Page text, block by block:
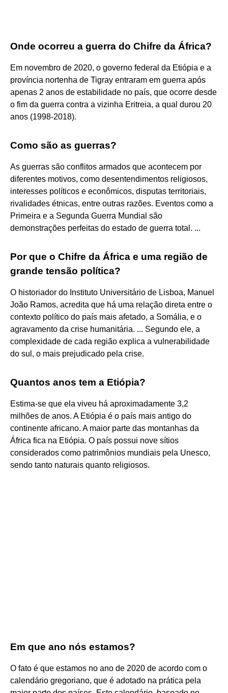
Onde ocorreu a guerra do Chifre da África?
Em novembro de 2020, o governo federal da Etiópia e a
província nortenha de Tigray entraram em guerra após
apenas 2 anos de estabilidade no país, que ocorre desde
o fim da guerra contra a vizinha Eritreia, a qual durou 20
anos (1998-2018).
Como são as guerras?
As guerras são conflitos armados que acontecem por
diferentes motivos, como desentendimentos religiosos,
interesses políticos e econômicos, disputas territoriais,
rivalidades étnicas, entre outras razões. Eventos como a
Primeira e a Segunda Guerra Mundial são
demonstrações perfeitas do estado de guerra total. ...
Por que o Chifre da África e uma região de
grande tensão política?
O historiador do Instituto Universitário de Lisboa, Manuel
João Ramos, acredita que há uma relação direta entre o
contexto político do país mais afetado, a Somália, e o
agravamento da crise humanitária. ... Segundo ele, a
complexidade de cada região explica a vulnerabilidade
do sul, o mais prejudicado pela crise.
Quantos anos tem a Etiópia?
Estima-se que ela viveu há aproximadamente 3,2
milhões de anos. A Etiópia é o país mais antigo do
continente africano. A maior parte das montanhas da
África fica na Etiópia. O país possui nove sítios
considerados como patrimônios mundiais pela Unesco,
sendo tanto naturais quanto religiosos.
Em que ano nós estamos?
O fato é que estamos no ano de 2020 de acordo com o
calendário gregoriano, que é adotado na prática pela